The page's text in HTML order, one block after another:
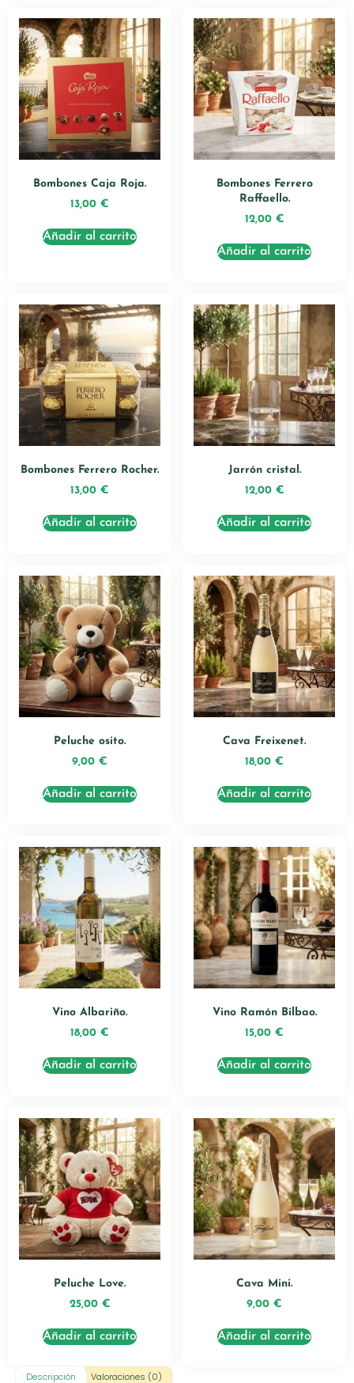
Bombones Caja Roja.
13,00 €
Añadir al carrito
Bombones Ferrero
Raffaello.
12,00 €
Añadir al carrito
Bombones Ferrero Rocher.
13,00 €
Añadir al carrito
Jarrón cristal.
12,00 €
Añadir al carrito
Peluche osito.
9,00 €
Añadir al carrito
Cava Freixenet.
18,00 €
Añadir al carrito
Vino Albariño.
18,00 €
Añadir al carrito
Vino Ramón Bilbao.
15,00 €
Añadir al carrito
Peluche Love.
25,00 €
Añadir al carrito
Cava Mini.
9,00 €
Añadir al carrito
Descripción Valoraciones (0)